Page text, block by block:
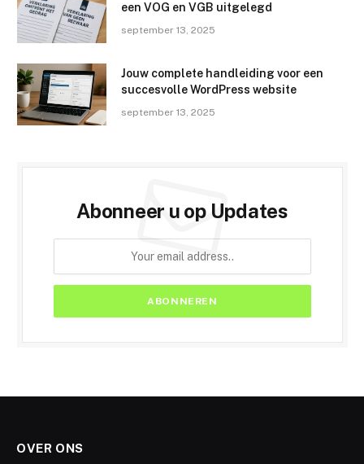
een VOG en VGB uitgelegd
september 13, 2025
Jouw complete handleiding voor een
succesvolle WordPress website
september 13, 2025
Abonneer u op Updates
OVER ONS